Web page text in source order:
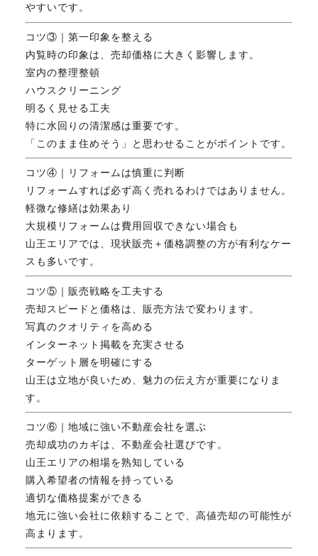
やすいです。
コツ③｜第一印象を整える
内覧時の印象は、売却価格に大きく影響します。
室内の整理整頓
ハウスクリーニング
明るく見せる工夫
特に水回りの清潔感は重要です。
「このまま住めそう」と思わせることがポイントです。
コツ④｜リフォームは慎重に判断
リフォームすれば必ず高く売れるわけではありません。
軽微な修繕は効果あり
大規模リフォームは費用回収できない場合も
山王エリアでは、現状販売＋価格調整の方が有利なケー
スも多いです。
コツ⑤｜販売戦略を工夫する
売却スピードと価格は、販売方法で変わります。
写真のクオリティを高める
インターネット掲載を充実させる
ターゲット層を明確にする
山王は立地が良いため、魅力の伝え方が重要になりま
す。
コツ⑥｜地域に強い不動産会社を選ぶ
売却成功のカギは、不動産会社選びです。
山王エリアの相場を熟知している
購入希望者の情報を持っている
適切な価格提案ができる
地元に強い会社に依頼することで、高値売却の可能性が
高まります。